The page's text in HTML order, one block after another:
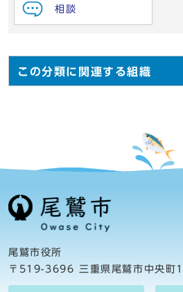
相談
この分類に関連する組織
尾鷲市役所
〒519-3696 三重県尾鷲市中央町